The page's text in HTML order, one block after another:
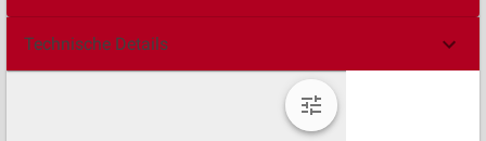
Technische Details